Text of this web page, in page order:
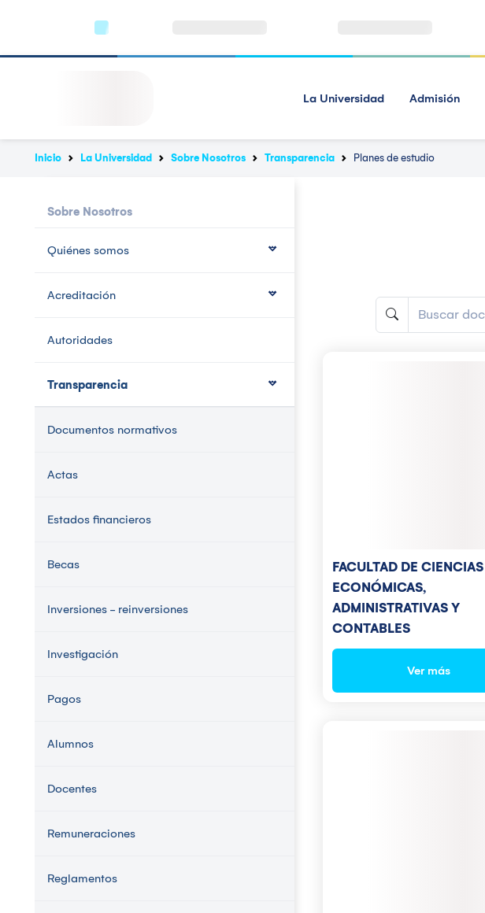
La Universidad Admisión
Inicio La Universidad Sobre Nosotros Transparencia Planes de estudio
Sobre Nosotros
Quiénes somos
Acreditación
Autoridades
Transparencia
Documentos normativos
Actas
Estados financieros
Becas
Inversiones - reinversiones
Investigación
Pagos
Alumnos
Docentes
Remuneraciones
Reglamentos
FACULTAD DE CIENCIAS
ECONÓMICAS,
ADMINISTRATIVAS Y
CONTABLES
Ver más